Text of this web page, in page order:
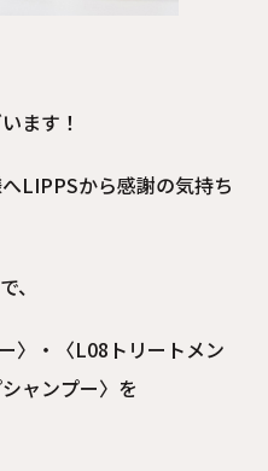
ます！
LIPPSから感謝の気持ち
、
〉・〈L08トリートメン
ャンプー〉を